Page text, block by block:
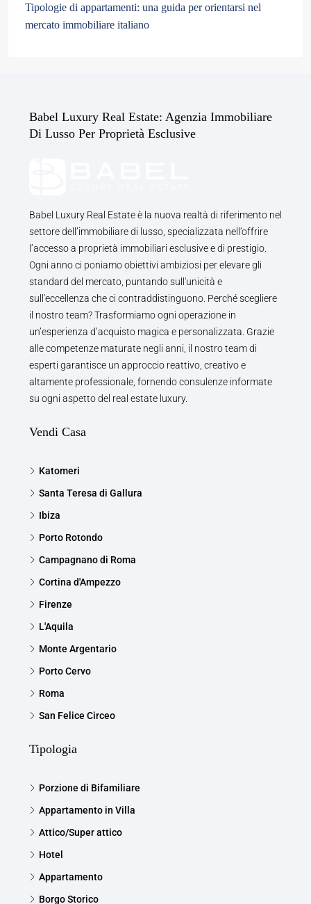
Tipologie di appartamenti: una guida per orientarsi nel
mercato immobiliare italiano
Babel Luxury Real Estate: Agenzia Immobiliare
Di Lusso Per Proprietà Esclusive
Babel Luxury Real Estate è la nuova realtà di riferimento nel
settore dell’immobiliare di lusso, specializzata nell’offrire
l’accesso a proprietà immobiliari esclusive e di prestigio.
Ogni anno ci poniamo obiettivi ambiziosi per elevare gli
standard del mercato, puntando sull'unicità e
sull'eccellenza che ci contraddistinguono. Perché scegliere
il nostro team? Trasformiamo ogni operazione in
un’esperienza d’acquisto magica e personalizzata. Grazie
alle competenze maturate negli anni, il nostro team di
esperti garantisce un approccio reattivo, creativo e
altamente professionale, fornendo consulenze informate
su ogni aspetto del real estate luxury.
Vendi Casa
Katomeri
Santa Teresa di Gallura
Ibiza
Porto Rotondo
Campagnano di Roma
Cortina d'Ampezzo
Firenze
L'Aquila
Monte Argentario
Porto Cervo
Roma
San Felice Circeo
Tipologia
Porzione di Bifamiliare
Appartamento in Villa
Attico/Super attico
Hotel
Appartamento
Borgo Storico